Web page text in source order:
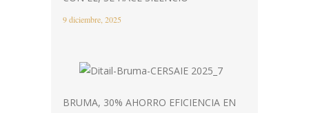
9 diciembre, 2025
BRUMA, 30% AHORRO EFICIENCIA EN